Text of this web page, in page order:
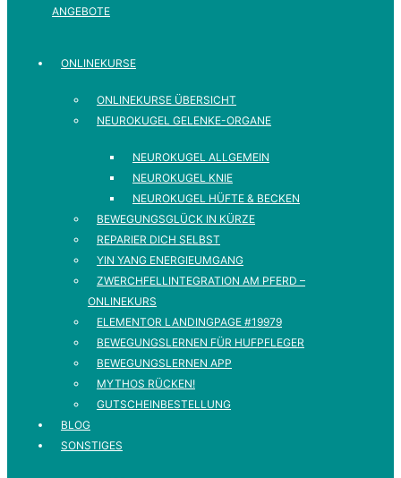
ANGEBOTE
ONLINEKURSE
ONLINEKURSE ÜBERSICHT
NEUROKUGEL GELENKE-ORGANE
NEUROKUGEL ALLGEMEIN
NEUROKUGEL KNIE
NEUROKUGEL HÜFTE & BECKEN
BEWEGUNGSGLÜCK IN KÜRZE
REPARIER DICH SELBST
YIN YANG ENERGIEUMGANG
ZWERCHFELLINTEGRATION AM PFERD –
ONLINEKURS
ELEMENTOR LANDINGPAGE #19979
BEWEGUNGSLERNEN FÜR HUFPFLEGER
BEWEGUNGSLERNEN APP
MYTHOS RÜCKEN!
GUTSCHEINBESTELLUNG
BLOG
SONSTIGES